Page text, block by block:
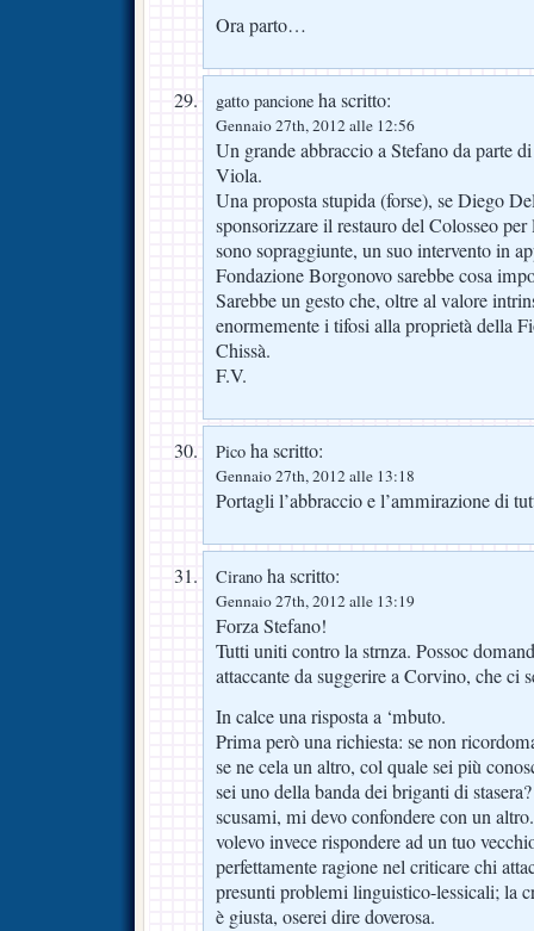
Ora parto…
gatto pancione ha scritto:
Gennaio 27th, 2012 alle 12:56
Un grande abbraccio a Stefano da parte
Viola.
Una proposta stupida (forse), se Diego
sponsorizzare il restauro del Colosseo
sono sopraggiunte, un suo intervento in
Fondazione Borgonovo sarebbe cosa
Sarebbe un gesto che, oltre al valore
enormemente i tifosi alla proprietà della
Chissà.
F.V.
Pico ha scritto:
Gennaio 27th, 2012 alle 13:18
Portagli l’abbraccio e l’ammirazione di
Cirano ha scritto:
Gennaio 27th, 2012 alle 13:19
Forza Stefano!
Tutti uniti contro la strnza. Possoc
attaccante da suggerire a Corvino, che ci
In calce una risposta a ‘mbuto.
Prima però una richiesta: se non
se ne cela un altro, col quale sei più
sei uno della banda dei briganti di
scusami, mi devo confondere con un
volevo invece rispondere ad un tuo
perfettamente ragione nel criticare chi
presunti problemi linguistico-lessicali; la
è giusta, oserei dire doverosa.